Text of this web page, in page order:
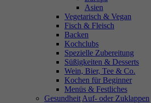
Asien
Vegetarisch & Vegan
Fisch & Fleisch
Backen
Kochclubs
Spezielle Zubereitung
Süßigkeiten & Desserts
Wein, Bier, Tee & Co.
Kochen für Beginner
Menüs & Festliches
Gesundheit Auf- oder Zuklappen